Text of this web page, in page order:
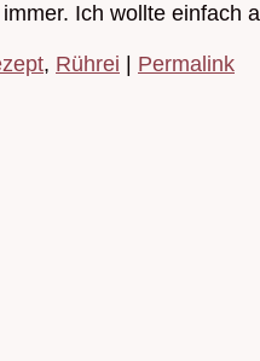
Ich wollte einfach
, Rührei Permalink